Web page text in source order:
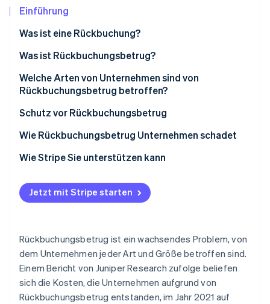
Start-up-Gründung
Climate
CO₂-Entnahme
Identity
Online-Identitätsprüfung
Stripe-Sessions 2026
Jetzt ansehen
Partner
Einführung
Was ist eine Rückbuchung?
Was ist Rückbuchungsbetrug?
Welche Arten von Unternehmen sind von
Rückbuchungsbetrug betroffen?
Schutz vor Rückbuchungsbetrug
Wie Rückbuchungsbetrug Unternehmen schadet
Wie Stripe Sie unterstützen kann
Jetzt mit Stripe starten
Rückbuchungsbetrug ist ein wachsendes Problem, von
dem Unternehmen jeder Art und Größe betroffen sind.
Einem Bericht von Juniper Research zufolge beliefen
sich die Kosten, die Unternehmen aufgrund von
Rückbuchungsbetrug entstanden, im Jahr 2021 auf